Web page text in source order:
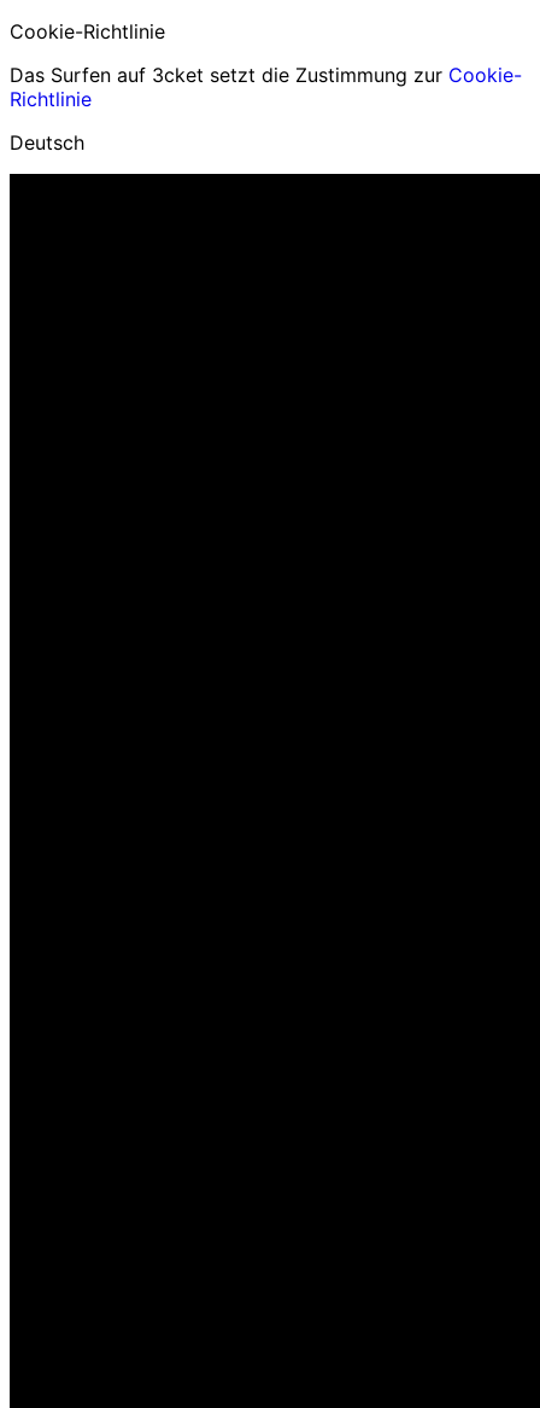
Cookie-Richtlinie
Das Surfen auf 3cket setzt die Zustimmung zur Cookie-
Richtlinie
Deutsch